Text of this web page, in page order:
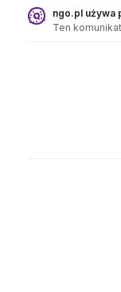
ngo.pl używa
Ten